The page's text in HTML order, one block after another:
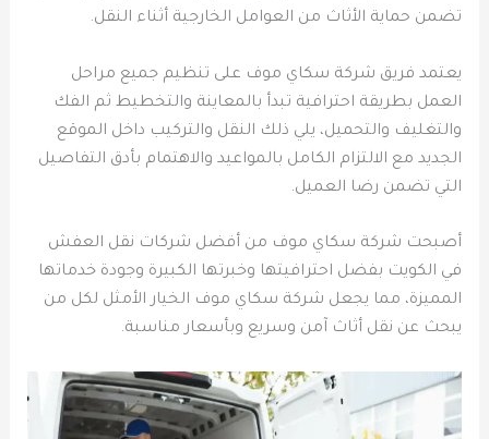
تضمن حماية الأثاث من العوامل الخارجية أثناء النقل.
يعتمد فريق شركة سكاي موف على تنظيم جميع مراحل
العمل بطريقة احترافية تبدأ بالمعاينة والتخطيط ثم الفك
والتغليف والتحميل، يلي ذلك النقل والتركيب داخل الموقع
الجديد مع الالتزام الكامل بالمواعيد والاهتمام بأدق التفاصيل
التي تضمن رضا العميل.
أصبحت شركة سكاي موف من أفضل شركات نقل العفش
في الكويت بفضل احترافيتها وخبرتها الكبيرة وجودة خدماتها
المميزة، مما يجعل شركة سكاي موف الخيار الأمثل لكل من
يبحث عن نقل أثاث آمن وسريع وبأسعار مناسبة.